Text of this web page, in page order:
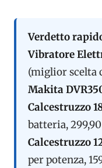
Verdetto
Vibratore
(miglior scelta
Makita
Calcestruzzo
batteria,
Calcestruzzo
per potenza,